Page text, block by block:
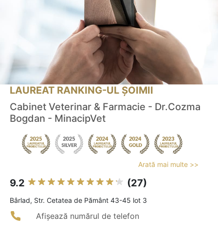
LAUREAT RANKING-UL ȘOIMII
Cabinet Veterinar & Farmacie - Dr.Cozma
Bogdan - MinacipVet
Arată mai multe >>
9.2 (27)
Bârlad, Str. Cetatea de Pământ 43-45 lot 3
Afișează numărul de telefon